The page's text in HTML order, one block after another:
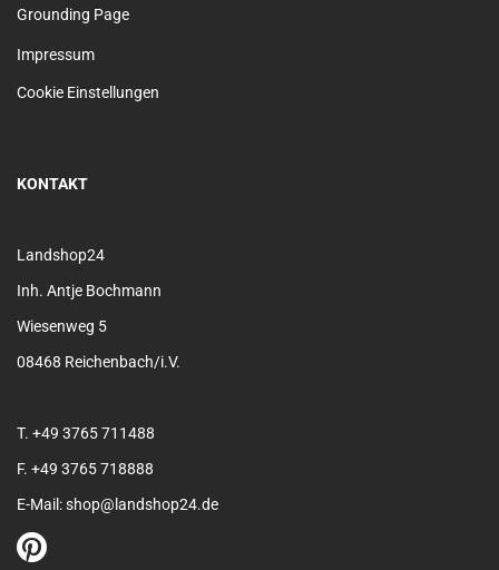
Grounding Page
Impressum
Cookie Einstellungen
KONTAKT
Landshop24
Inh. Antje Bochmann
Wiesenweg 5
08468 Reichenbach/i.V.
T. +49 3765 711488
F. +49 3765 718888
E-Mail: shop@landshop24.de